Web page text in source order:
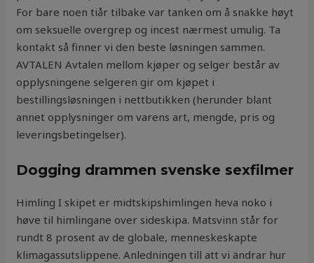
For bare noen tiår tilbake var tanken om å snakke høyt
om seksuelle overgrep og incest nærmest umulig. Ta
kontakt så finner vi den beste løsningen sammen.
AVTALEN Avtalen mellom kjøper og selger består av
opplysningene selgeren gir om kjøpet i
bestillingsløsningen i nettbutikken (herunder blant
annet opplysninger om varens art, mengde, pris og
leveringsbetingelser).
Dogging drammen svenske sexfilmer
Himling I skipet er midtskipshimlingen heva noko i
høve til himlingane over sideskipa. Matsvinn står for
rundt 8 prosent av de globale, menneskeskapte
klimagassutslippene. Anledningen till att vi ändrar hur